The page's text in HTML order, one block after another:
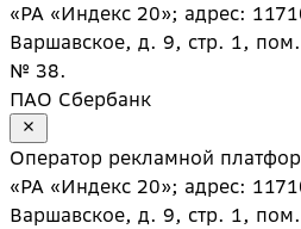
«РА «Индекс 20»; адрес:
Варшавское, д. 9, стр. 1,
№ 38.
ПАО Сбербанк
Оператор рекламной
«РА «Индекс 20»; адрес:
Варшавское, д. 9, стр. 1,